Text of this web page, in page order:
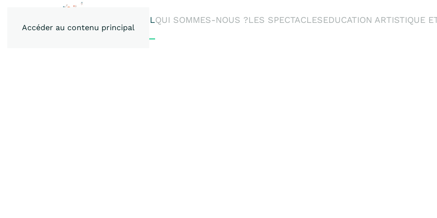
Accéder au contenu principal
ACCUEILQUI SOMMES-NOUS ?LES SPECTACLESEDUCATION ARTISTIQUE